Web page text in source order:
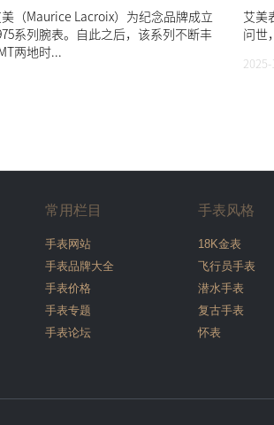
（Maurice Lacroix）为纪念品牌成立
系列腕表。自此之后，该系列不断丰
两地时...
艾美
问世
常用栏目
手表网站
手表品牌大全
手表价格
手表专题
手表论坛
手表风格
18K金表
飞行员手表
潜水手表
复古手表
怀表